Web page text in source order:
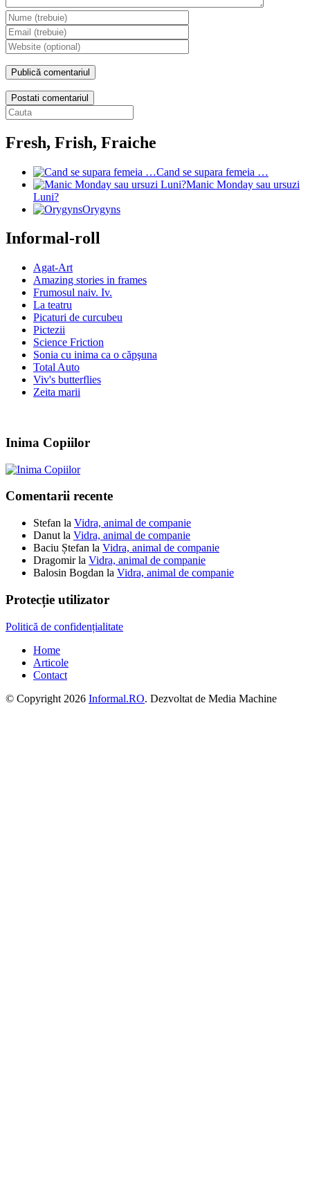
Postati comentariul
Fresh, Frish, Fraiche
Cand se supara femeia …
Manic Monday sau ursuzi
Luni?
Orygyns
Informal-roll
Agat-Art
Amazing stories in frames
Frumosul naiv. Iv.
La teatru
Picaturi de curcubeu
Pictezii
Science Friction
Sonia cu inima ca o căpşuna
Total Auto
Viv's butterflies
Zeita marii
Inima Copiilor
Comentarii recente
Stefan la Vidra, animal de companie
Danut la Vidra, animal de companie
Baciu Ștefan la Vidra, animal de companie
Dragomirla Vidra, animal de companie
Balosin Bogdan la Vidra, animal de companie
Protecție utilizator
Politică de confidențialitate
Home
Articole
Contact
© Copyright 2026 Informal.RO. Dezvoltat de Media Machine